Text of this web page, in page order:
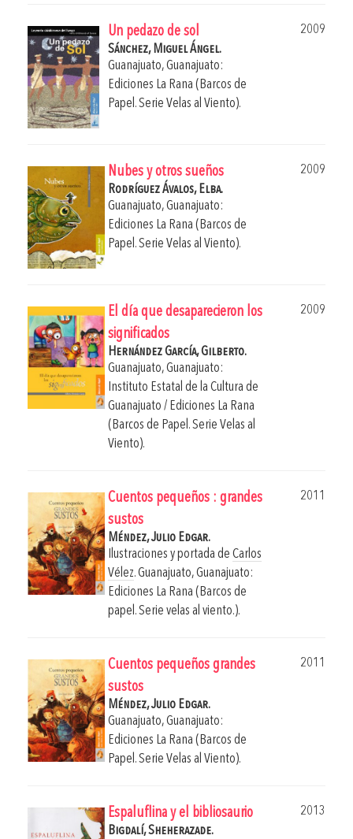
Un pedazo de sol
2009
Sánchez, Miguel Ángel.
Guanajuato, Guanajuato:
Ediciones La Rana (Barcos de
Papel. Serie Velas al Viento).
Nubes y otros sueños
2009
Rodríguez Ávalos, Elba.
Guanajuato, Guanajuato:
Ediciones La Rana (Barcos de
Papel. Serie Velas al Viento).
El día que desaparecieron los
significados
2009
Hernández García, Gilberto.
Guanajuato, Guanajuato:
Instituto Estatal de la Cultura de
Guanajuato / Ediciones La Rana
(Barcos de Papel. Serie Velas al
Viento).
Cuentos pequeños : grandes
sustos
2011
Méndez, Julio Edgar.
Ilustraciones y portada de Carlos
Vélez.Guanajuato, Guanajuato:
Ediciones La Rana (Barcos de
papel. Serie velas al viento.).
Cuentos pequeños grandes
sustos
2011
Méndez, Julio Edgar.
Guanajuato, Guanajuato:
Ediciones La Rana (Barcos de
Papel. Serie Velas al Viento).
Espaluflina y el bibliosaurio
2013
Bigdalí, Sheherazade.